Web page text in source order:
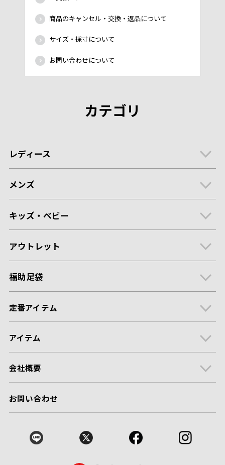
商品のキャンセル・交換・返品について
サイズ・採寸について
お問い合わせについて
カテゴリ
レディース
メンズ
キッズ・ベビー
アウトレット
福助足袋
定番アイテム
アイテム
会社概要
お問い合わせ